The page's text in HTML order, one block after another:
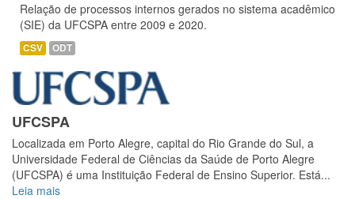
Relação de processos internos gerados no sistema acadêmico
(SIE) da UFCSPA entre 2009 e 2020.
CSV ODT
UFCSPA
Localizada em Porto Alegre, capital do Rio Grande do Sul, a
Universidade Federal de Ciências da Saúde de Porto Alegre
(UFCSPA) é uma Instituição Federal de Ensino Superior. Está...
Leia mais